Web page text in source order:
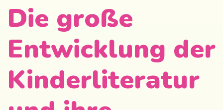
Die große
Entwicklung der
Kinderliteratur